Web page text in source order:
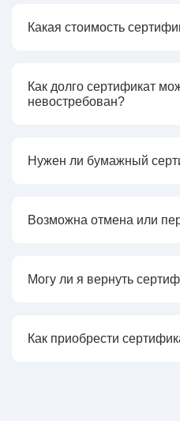
Какая стоимость
Как долго сертификат
невостребован?
Нужен ли бумажный
Возможна отмена или
Могу ли я вернуть
Как приобрести